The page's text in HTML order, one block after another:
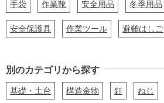
手袋 作業靴 安全用品 冬季用品
安全保護具 作業ツール 避難はしご
別のカテゴリから探す
基礎・土台 構造金物 釘 ねじ